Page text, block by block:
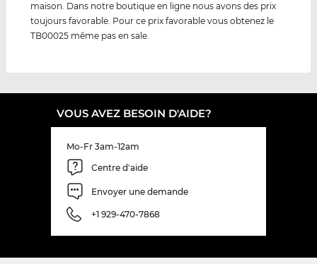
maison. Dans notre boutique en ligne nous avons des prix
toujours favorable. Pour ce prix favorable vous obtenez le
TB00025 même pas en sale.
VOUS AVEZ BESOIN D'AIDE?
Mo-Fr 3am-12am
Centre d'aide
Envoyer une demande
+1 929-470-7868